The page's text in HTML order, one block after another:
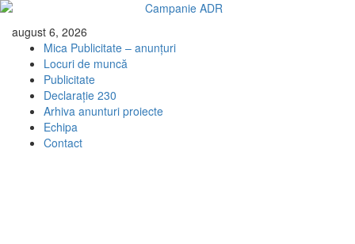
Skip
content
august 6, 2026
Mica Publicitate – anunțuri
Locuri de muncă
Publicitate
Declarație 230
Arhiva anunturi proiecte
Echipa
Contact